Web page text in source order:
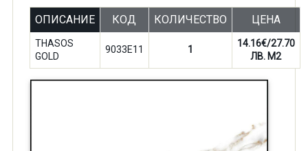
ОПИСАНИЕ КОД КОЛИЧЕСТВО ЦЕНА
THASOS
GOLD
9033E11 1
14.16€/27.70
ЛВ. M2